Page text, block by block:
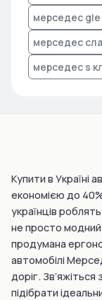
мерседес gle
мерседес
мерседес s
Купити в Україні
економією до
українців
не просто модний
продумана
автомобілі
доріг.
підібрати